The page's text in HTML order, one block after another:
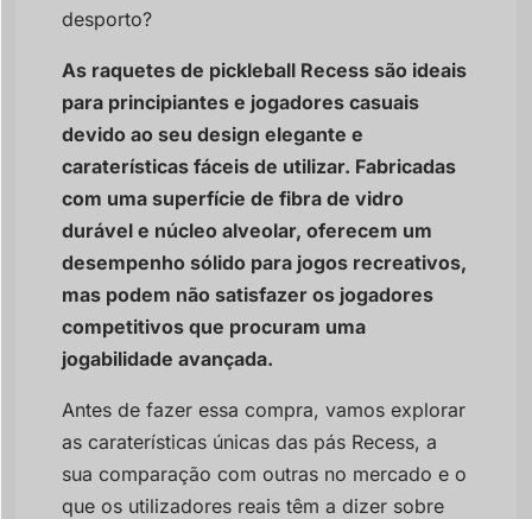
desporto?
As raquetes de pickleball Recess são ideais
para principiantes e jogadores casuais
devido ao seu design elegante e
caraterísticas fáceis de utilizar. Fabricadas
com uma superfície de fibra de vidro
durável e núcleo alveolar, oferecem um
desempenho sólido para jogos recreativos,
mas podem não satisfazer os jogadores
competitivos que procuram uma
jogabilidade avançada.
Antes de fazer essa compra, vamos explorar
as caraterísticas únicas das pás Recess, a
sua comparação com outras no mercado e o
que os utilizadores reais têm a dizer sobre